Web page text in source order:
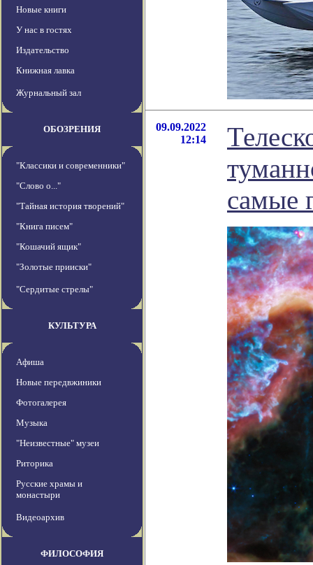
Новые книги
У нас в гостях
Издательство
Книжная лавка
Журнальный зал
ОБОЗРЕНИЯ
"Классики и современники"
"Слово о..."
"Тайная история творений"
"Книга писем"
"Кошачий ящик"
"Золотые прииски"
"Сердитые стрелы"
КУЛЬТУРА
Афиша
Новые передвжиники
Фотогалерея
Музыка
"Неизвестные" музеи
Риторика
Русские храмы и
монастыри
Видеоархив
ФИЛОСОФИЯ
09.09.2022
12:14
самые